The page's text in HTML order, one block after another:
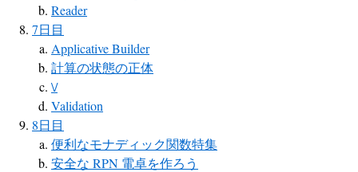
Reader
7日目
Applicative Builder
計算の状態の正体
\/
Validation
8日目
便利なモナディック関数特集
安全な RPN 電卓を作ろう